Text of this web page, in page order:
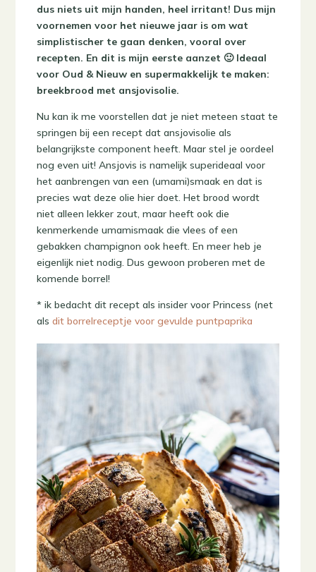
dus niets uit mijn handen, heel irritant! Dus mijn
voornemen voor het nieuwe jaar is om wat
simplistischer te gaan denken, vooral over
recepten. En dit is mijn eerste aanzet 🙂 Ideaal
voor Oud & Nieuw en supermakkelijk te maken:
breekbrood met ansjovisolie.
Nu kan ik me voorstellen dat je niet meteen staat te
springen bij een recept dat ansjovisolie als
belangrijkste component heeft. Maar stel je oordeel
nog even uit! Ansjovis is namelijk superideaal voor
het aanbrengen van een (umami)smaak en dat is
precies wat deze olie hier doet. Het brood wordt
niet alleen lekker zout, maar heeft ook die
kenmerkende umamismaak die vlees of een
gebakken champignon ook heeft. En meer heb je
eigenlijk niet nodig. Dus gewoon proberen met de
komende borrel!
* ik bedacht dit recept als insider voor Princess (net
alsdit borrelreceptje voor gevulde puntpaprika